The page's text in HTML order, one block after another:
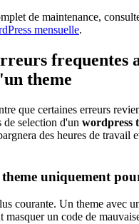
de maintenance,
mensuelle.
frequentes
theme
que certaines erreurs
de selection d'un wordpress
des heures de travail
uniquement
courante. Un theme avec
masquer un code de